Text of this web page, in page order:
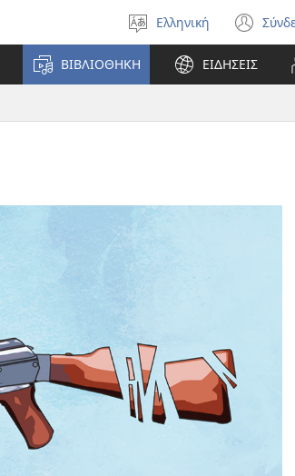
Επιλέξτε
γλώσσα
Ελληνική
νέο
ΒΙΒΛΙΟΘΗΚΗ ΕΙΔΗΣΕΙΣ